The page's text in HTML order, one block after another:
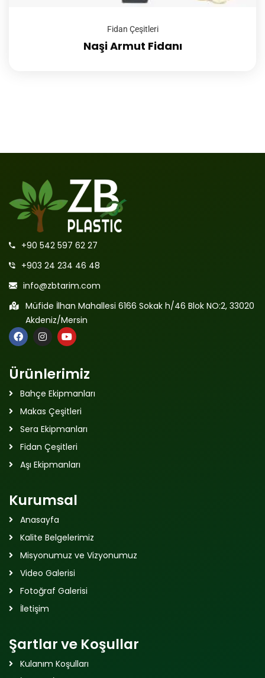
Fidan Çeşitleri
Naşi Armut Fidanı
+90 542 597 62 27
+903 24 234 46 48
info@zbtarim.com
Müfide İlhan Mahallesi 6166 Sokak h/46 Blok NO:2, 33020
Akdeniz/Mersin
Ürünlerimiz
Bahçe Ekipmanları
Makas Çeşitleri
Sera Ekipmanları
Fidan Çeşitleri
Aşı Ekipmanları
Kurumsal
Anasayfa
Kalite Belgelerimiz
Misyonumuz ve Vizyonumuz
Video Galerisi
Fotoğraf Galerisi
İletişim
Şartlar ve Koşullar
Kulanım Koşulları